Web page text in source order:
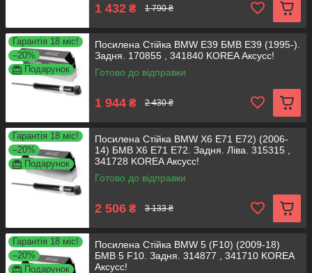
1 432 ₴ 1 790 ₴
Гарантія 18 міс!
–20%
Подарунок
Посилена Стійка BMW E39 БМВ Е39 (1995-).
Задня. 170855 , 341840 KOREA Аксусс!
Готово до відправки
1 944 ₴ 2 430 ₴
Гарантія 18 міс!
–20%
Подарунок
Посилена Стійка BMW X6 E71 E72) (2006-
14) БМВ X6 E71 E72. Задня. Ліва. 315315 ,
341728 KOREA Аксусс!
Готово до відправки
2 506 ₴ 3 133 ₴
Гарантія 18 міс!
–20%
Подарунок
Посилена Стійка BMW 5 (F10) (2009-18)
БМВ 5 F10. Задня. 314877 , 341710 KOREA
Аксусс!